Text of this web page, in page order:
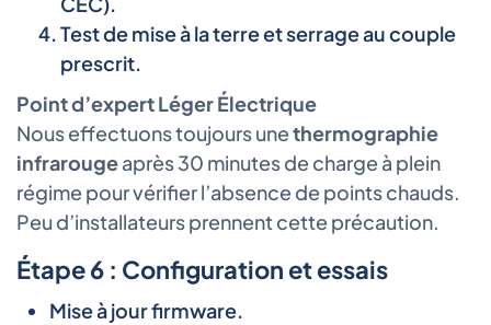
Test de mise à la terre et serrage au couple
prescrit.
Point d’expert Léger Électrique
Nous effectuons toujours unethermographie
infrarougeaprès 30 minutes de charge à plein
régime pour vérifier l’absence de points chauds.
Peu d’installateurs prennent cette précaution.
Étape 6 : Configuration et essais
Mise à jour firmware.